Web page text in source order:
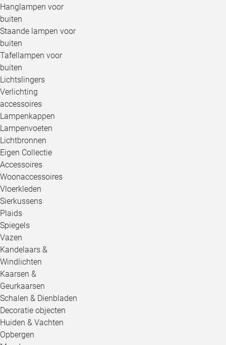
Hanglampen voor
buiten
Staande lampen voor
buiten
Tafellampen voor
buiten
Lichtslingers
Verlichting
accessoires
Lampenkappen
Lampenvoeten
Lichtbronnen
Eigen Collectie
Accessoires
Woonaccessoires
Vloerkleden
Sierkussens
Plaids
Spiegels
Vazen
Kandelaars &
Windlichten
Kaarsen &
Geurkaarsen
Schalen & Dienbladen
Decoratie objecten
Huiden & Vachten
Opbergen